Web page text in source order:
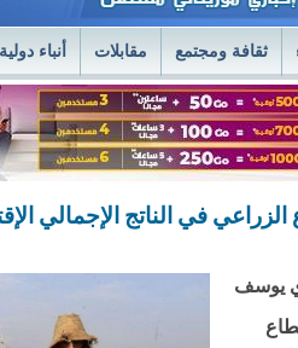
ثقافة ومجتمع مقابلات أنباء دولية
الصحراء المستشفى العسكري
في المستشفى العسكري وزير الصحةً
يوسف